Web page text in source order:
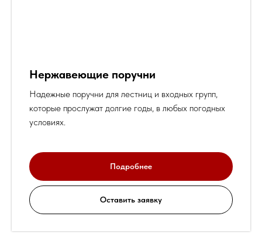
Нержавеющие поручни
Надежные поручни для лестниц и входных групп,
которые прослужат долгие годы, в любых погодных
условиях.
Подробнее
Оставить заявку